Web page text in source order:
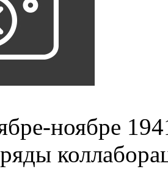
ноябре